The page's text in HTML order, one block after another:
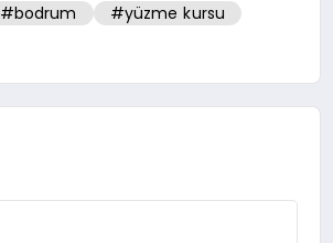
#bodrum #yüzme kursu